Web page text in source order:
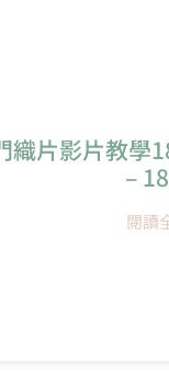
織片影片教
–
閱讀